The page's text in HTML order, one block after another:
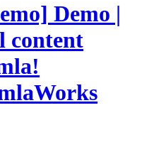
Demo |
content